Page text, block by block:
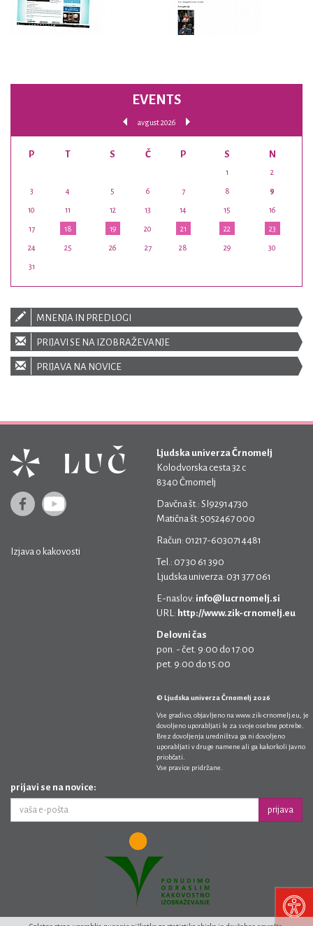
EVENTS
avgust 2026
P T S Č P S N
1 2
3 4 5 6 7 8 9
10 11 12 13 14 15 16
17 18 19 20 21 22 23
24 25 26 27 28 29 30
31
MNENJA IN PREDLOGI
PRIJAVI SE NA IZOBRAŽEVANJE
PRIJAVA NA NOVICE
Izjava o kakovosti
Ljudska univerza Črnomelj
Kolodvorska cesta 32 c
8340 Črnomelj
Davčna št.: SI92914730
Matična št: 5052467 000
Račun: 01217-6030714481
Tel.: 07 30 61 390
Ljudska univerza: 031 377 061
E-naslov: info@lucrnomelj.si
URL: http://www.zik-crnomelj.eu
Delovni čas
pon. - čet. 9:00 do 17:00
pet. 9:00 do 15:00
© Ljudska univerza Črnomelj 2026
Vse gradivo, objavljeno na www.zik-crnomelj.eu , je
dovoljeno uporabljati le za svoje osebne potrebe.
Brez dovoljenja uredništva ga ni dovoljeno
uporabljati v druge namene ali ga kakorkoli javno
priobčati.
Vse pravice pridržane.
prijavi se na novice:
prijava